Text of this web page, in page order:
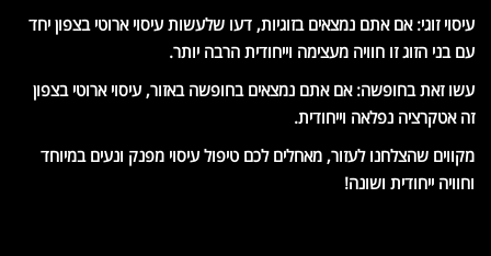
עיסוי זוגי: אם אתם נמצאים בזוגיות, דעו שלעשות עיסוי ארוטי בצפון יחד
עם בני הזוג זו חוויה מעצימה וייחודית הרבה יותר.
עשו זאת בחופשה: אם אתם נמצאים בחופשה באזור, עיסוי ארוטי בצפון
זה אטקרציה נפלאה וייחודית.
מקווים שהצלחנו לעזור, מאחלים לכם טיפול עיסוי מפנק ונעים במיוחד
וחוויה ייחודית ושונה!